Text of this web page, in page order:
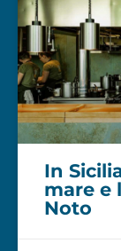
In
mare e
Noto